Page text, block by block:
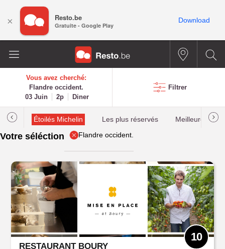
Vous avez cherché:
Flandre occident.
03 Juin
2p Diner
Filtrer
Étoilés Michelin Les plus réservés Meilleures
Votre séléction Flandre occident.
RESTAURANT BOURY
10
× Resto.be
Gratuite - Google Play
Download